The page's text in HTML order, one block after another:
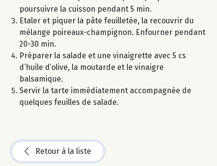
poursuivre la cuisson pendant 5 min.
Etaler et piquer la pâte feuilletée, la recouvrir du
mélange poireaux-champignon. Enfourner pendant
20-30 min.
Préparer la salade et une vinaigrette avec 5 cs
d’huile d’olive, la moutarde et le vinaigre
balsamique.
Servir la tarte immédiatement accompagnée de
quelques feuilles de salade.
Retour à la liste